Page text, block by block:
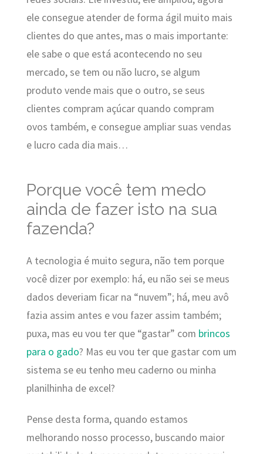
ele consegue atender de forma ágil muito mais
clientes do que antes, mas o mais importante:
ele sabe o que está acontecendo no seu
mercado, se tem ou não lucro, se algum
produto vende mais que o outro, se seus
clientes compram açúcar quando compram
ovos também, e consegue ampliar suas vendas
e lucro cada dia mais…
Porque você tem medo
ainda de fazer isto na sua
fazenda?
A tecnologia é muito segura, não tem porque
você dizer por exemplo: há, eu não sei se meus
dados deveriam ficar na “nuvem”; há, meu avô
fazia assim antes e vou fazer assim também;
puxa, mas eu vou ter que “gastar” com brincos
para o gado? Mas eu vou ter que gastar com um
sistema se eu tenho meu caderno ou minha
planilhinha de excel?
Pense desta forma, quando estamos
melhorando nosso processo, buscando maior